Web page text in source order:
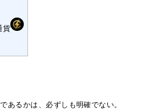
貨
あるかは、必ずしも明確でない。